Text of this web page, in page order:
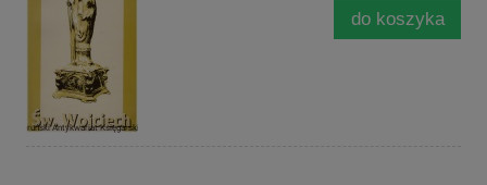
do koszyka